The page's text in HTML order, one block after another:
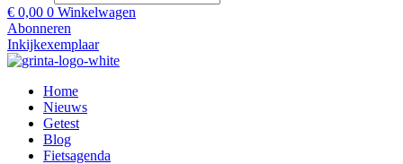
€ 0,00 0 Winkelwagen
Abonneren
Inkijkexemplaar
Home
Nieuws
Getest
Blog
Fietsagenda